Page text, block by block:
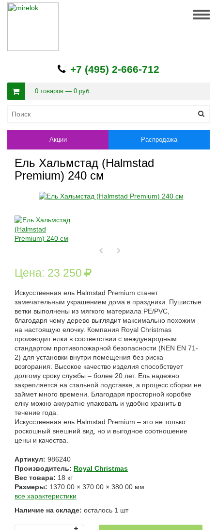
+7 (495) 2-666-712
0 товаров — 0 руб.
Акции Распродажа
Ель Хальмстад (Halmstad
Premium) 240 см
Цена: 23 250
Искусственная ель Halmstad Premium станет
замечательным украшением дома в праздники. Пушистые
ветки выполнены из мягкого материала PE/PVC,
благодаря чему дерево выглядит максимально похожим
на настоящую елочку. Компания Royal Christmas
производит елки в соответствии с международным
стандартом противопожарной безопасности (NEN EN 71-
2) для установки внутри помещения без риска
возгорания. Высокое качество изделия способствует
долгому сроку службы – более 20 лет. Ель надежно
закрепляется на стальной подставке, а процесс сборки не
займет много времени. Благодаря просторной коробке
елку можно аккуратно упаковать и удобно хранить в
течение года.
Искусственная ель Halmstad Premium – это не только
роскошный внешний вид, но и выгодное соотношение
цены и качества.
Артикул: 986240
Производитель: Royal Christmas
Вес товара: 18 кг
Размеры: 1370.00 × 370.00 × 380.00 мм
все характеристики
Наличие на складе: осталось 1 шт